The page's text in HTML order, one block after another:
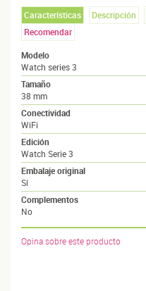
Características
Descripción
Recomendar
Modelo
Watch series 3
Tamaño
38 mm
Conectividad
WiFi
Edición
Watch Serie 3
Embalaje original
Sí
Complementos
No
Opina sobre este producto